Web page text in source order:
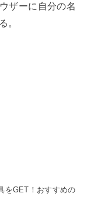
ザーに自分の名
。
をGET！おすすめの